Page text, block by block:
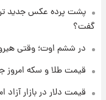
پشت پرده عکس جدید
گفت؟
در ششم اوت؛ وقتی
قیمت طلا و سکه امروز جمعه ۱۶ مرداد
قیمت دلار در بازار آزاد امروز